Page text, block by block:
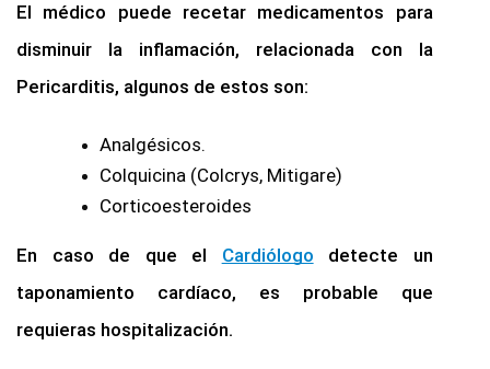
El médico puede recetar medicamentos para
disminuir la inflamación, relacionada con la
Pericarditis, algunos de estos son:
Analgésicos.
Colquicina (Colcrys, Mitigare)
Corticoesteroides
En caso de que el Cardiólogo detecte un
taponamiento cardíaco, es probable que
requieras hospitalización.